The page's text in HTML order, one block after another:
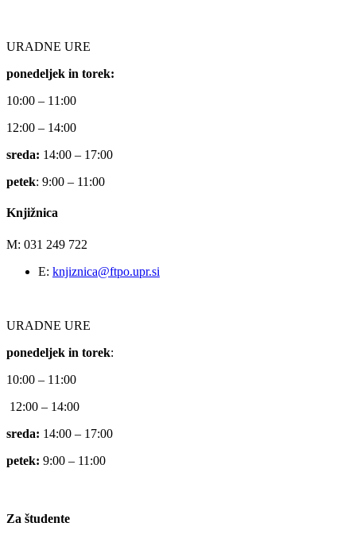
URADNE URE
ponedeljek in torek:
10:00 – 11:00
12:00 – 14:00
sreda: 14:00 – 17:00
petek: 9:00 – 11:00
Knjižnica
M: 031 249 722
E: knjiznica@ftpo.upr.si
URADNE URE
ponedeljek in torek:
10:00 – 11:00
12:00 – 14:00
sreda: 14:00 – 17:00
petek: 9:00 – 11:00
Za študente